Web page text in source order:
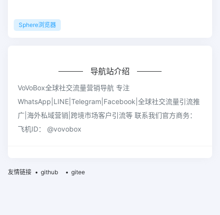
Sphere浏览器
导航站介绍
VoVoBox全球社交流量营销导航 专注
WhatsApp|LINE|Telegram|Facebook|全球社交流量引流推
广|海外私域营销|跨境市场客户引流等 联系我们官方商务：
飞机ID： @vovobox
友情链接 github gitee